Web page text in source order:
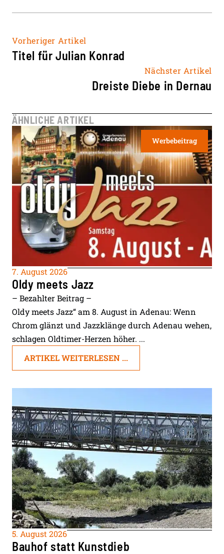
Vorheriger Artikel
Titel für Julian Konrad
Nächster Artikel
Dreiste Diebe in Dernau
ÄHNLICHE ARTIKEL
Werbebeitrag
7. August 2026
Oldy meets Jazz
– Bezahlter Beitrag –
Oldy meets Jazz“ am 8. August in Adenau: Wenn
Chrom glänzt und Jazzklänge durch Adenau wehen,
schlagen Oldtimer-Herzen höher. ...
ARTIKEL WEITERLESEN ...
5. August 2026
Bauhof statt Kunstdieb